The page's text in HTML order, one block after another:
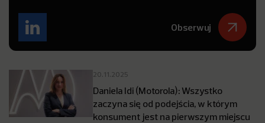
Obserwuj
20.11.2025
Daniela Idi (Motorola): Wszystko
zaczyna się od podejścia, w którym
konsument jest na pierwszym miejscu